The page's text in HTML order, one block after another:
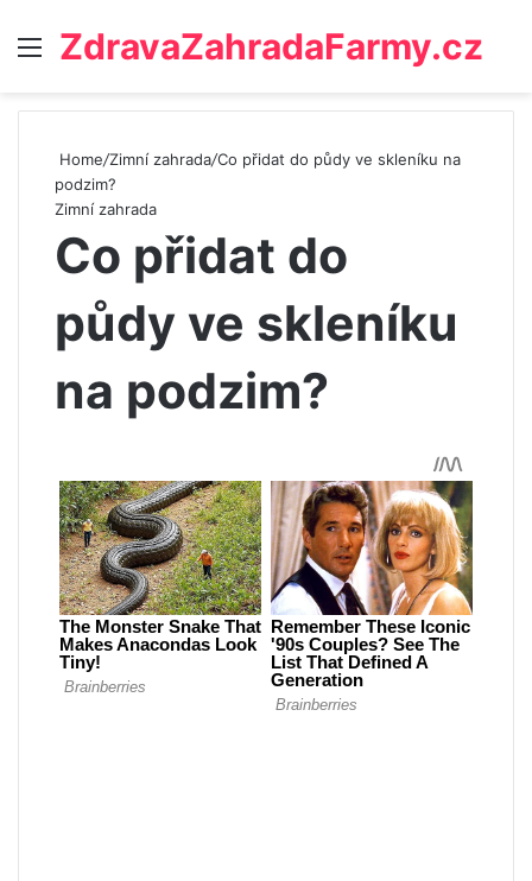
Menu
ZdravaZahradaFarmy.cz
Home/Zimní zahrada/Co přidat do půdy ve skleníku na
podzim?
Zimní zahrada
Co přidat do
půdy ve skleníku
na podzim?